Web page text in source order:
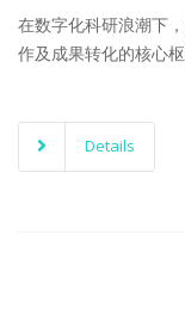
在数字化科研浪潮下
作及成果转化的核心
Details